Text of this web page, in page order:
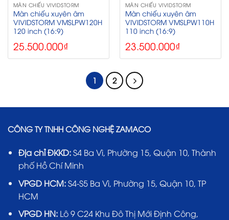
MÀN CHIẾU VIVIDSTORM
Màn chiếu xuyên âm
VIVIDSTORM VMSLPW120H
120 inch (16:9)
25.500.000₫
MÀN CHIẾU VIVIDSTORM
Màn chiếu xuyên âm
VIVIDSTORM VMSLPW110H
110 inch (16:9)
23.500.000₫
1 2
CÔNG TY TNHH CÔNG NGHỆ ZAMACO
Địa chỉ ĐKKD:S4 Ba Vì, Phường 15, Quận 10, Thành
phố Hồ Chí Minh
VPGD HCM:S4-S5 Ba Vì, Phường 15, Quận 10, TP
HCM
VPGD HN:Lô 9 C24 Khu Đô Thị Mới Định Công,